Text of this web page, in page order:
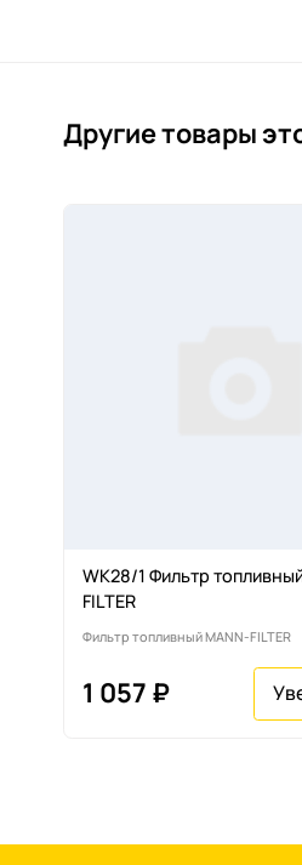
Другие товары
WK28/1 Фильтр
FILTER
Фильтр топливный MANN-FILTER
1 057 ₽